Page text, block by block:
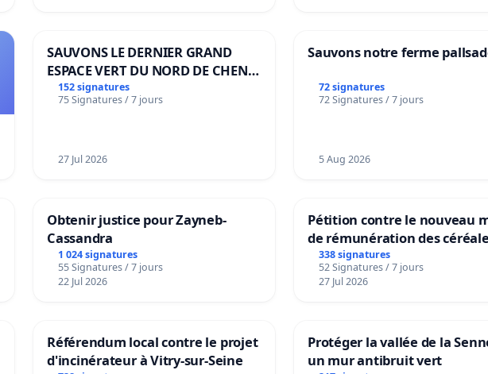
SAUVONS LE DERNIER GRAND
ESPACE VERT DU NORD DE CHENE-
BOUGERIES
152 signatures
75 Signatures / 7 jours
27 Jul 2026
Sauvons notre ferme
72 signatures
72 Signatures / 7 jours
5 Aug 2026
Obtenir justice pour Zayneb-
Cassandra
1 024 signatures
55 Signatures / 7 jours
22 Jul 2026
Pétition contre le nouveau
de rémunération des
panifiables de Swiss granum
sur la teneur en protéines
338 signatures
52 Signatures / 7 jours
27 Jul 2026
Référendum local contre le projet
d'incinérateur à Vitry-sur-Seine
Protéger la vallée de la
un mur antibruit vert